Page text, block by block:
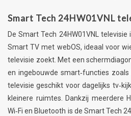
Smart Tech 24HW01VNL
De Smart Tech 24HW01VNL
Smart TV met webOS, ideaal voor
televisie zoekt. Met een
en ingebouwde smart‑functies
televisie geschikt voor dagelijks
kleinere ruimtes. Dankzij meerdere
Wi‑Fi en Bluetooth is de Smart Tech